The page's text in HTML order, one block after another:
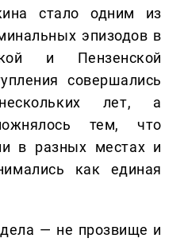
стало одним из
эпизодов в
и Пензенской
совершались
лет, а
тем, что
в разных местах и
как единая
— не прозвище и